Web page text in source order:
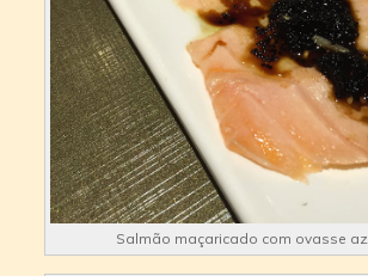
Salmão maçaricado com ovasse